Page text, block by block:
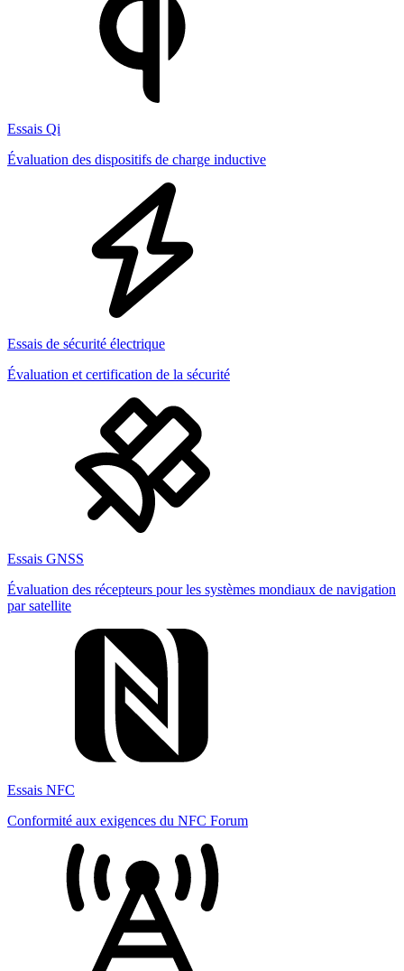
Essais Qi
Évaluation des dispositifs de charge inductive
Essais de sécurité électrique
Évaluation et certification de la sécurité
Essais GNSS
Évaluation des récepteurs pour les systèmes mondiaux de navigation
par satellite
Essais NFC
Conformité aux exigences du NFC Forum